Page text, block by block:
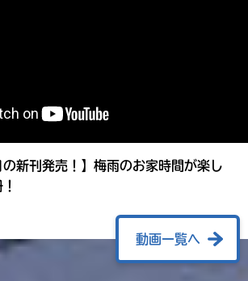
の新刊発売！】梅雨のお家時間が楽し
動画一覧へ